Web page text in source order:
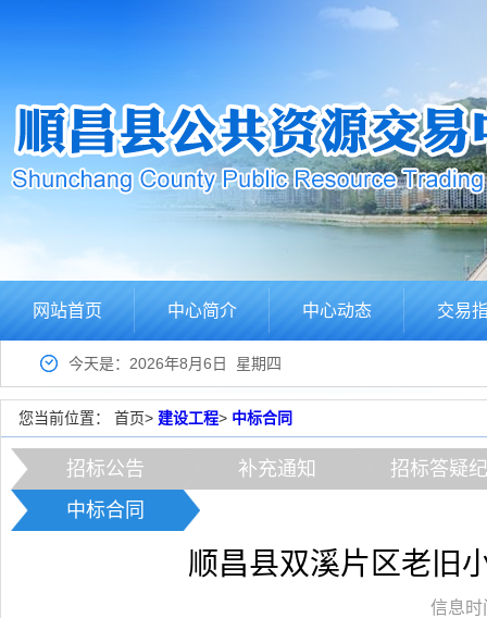
网站首页 中心简介 中心动态 交易
今天是：2026年8月6日 星期四
您当前位置： 首页> 建设工程> 中标合同
招标公告 补充通知
招标答疑
中标合同
顺昌县双溪片区老旧
信息时